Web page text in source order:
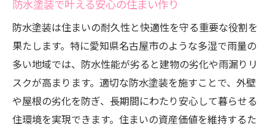
防水塗装で叶える安心の住まい作り
防水塗装は住まいの耐久性と快適性を守る重要な役割を
果たします。特に愛知県名古屋市のような多湿で雨量の
多い地域では、防水性能が劣ると建物の劣化や雨漏りリ
スクが高まります。適切な防水塗装を施すことで、外壁
や屋根の劣化を防ぎ、長期間にわたり安心して暮らせる
住環境を実現できます。住まいの資産価値を維持するた